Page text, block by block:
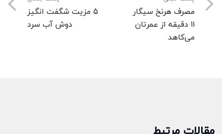
مصرف هرنخ سیگار
۱۱ دقیقه از عمرتان
می‌کاهد
5 مزیت شگفت انگیز
دوش آب سرد